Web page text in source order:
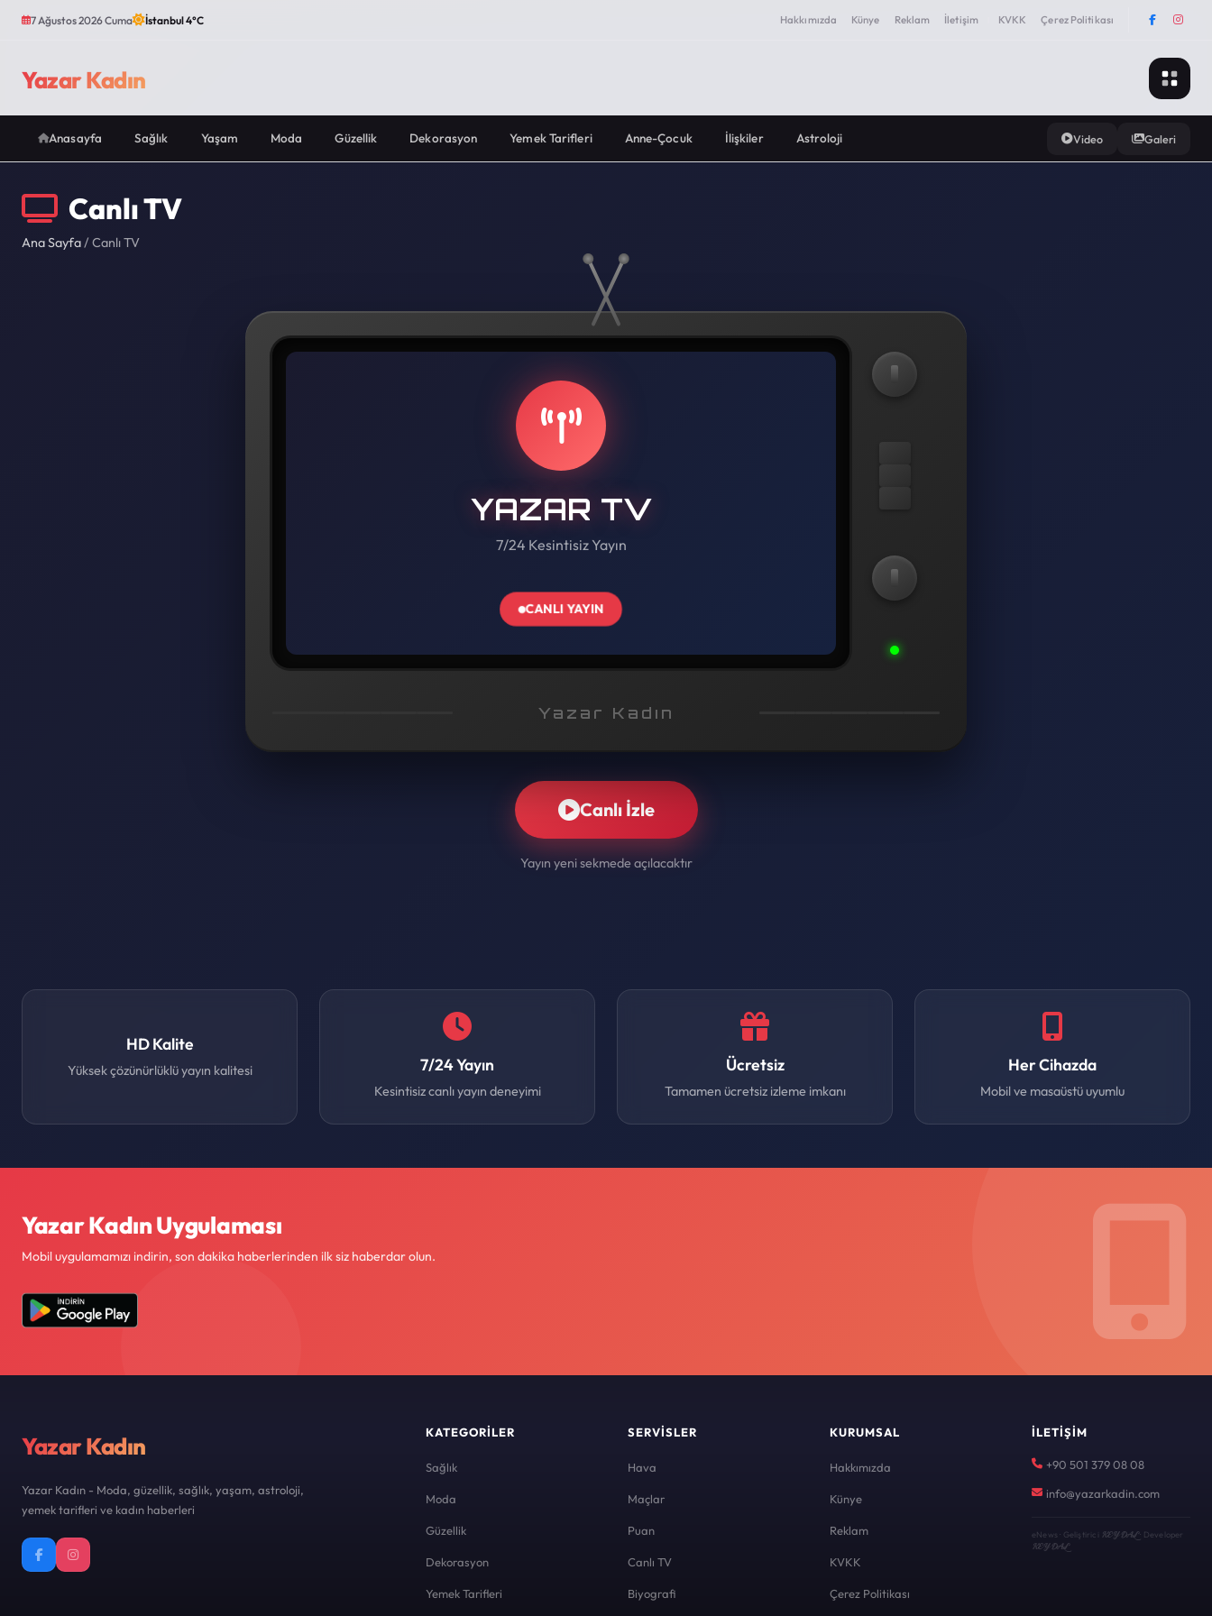
7 Ağustos 2026 Cuma İstanbul 4°C Hakkımızda Künye Reklam İletişim KVKK Çerez Politikası
Yazar Kadın
Anasayfa Sağlık Yaşam Moda Güzellik Dekorasyon Yemek Tarifleri Anne-Çocuk İlişkiler Astroloji Video Galeri
Canlı TV
Ana Sayfa/ Canlı TV
YAZAR TV
7/24 Kesintisiz Yayın
CANLI YAYIN
Yazar Kadın
Canlı İzle
Yayın yeni sekmede açılacaktır
HD Kalite
Yüksek çözünürlüklü yayın kalitesi 7/24 Yayın
Kesintisiz canlı yayın deneyimi
Ücretsiz
Tamamen ücretsiz izleme imkanı
Her Cihazda
Mobil ve masaüstü uyumlu
Yazar Kadın Uygulaması
Mobil uygulamamızı indirin, son dakika haberlerinden ilk siz haberdar olun.
Yazar Kadın
Yazar Kadın - Moda, güzellik, sağlık, yaşam, astroloji,
yemek tarifleri ve kadın haberleri
KATEGORILER
Sağlık
Moda
Güzellik
Dekorasyon
Yemek Tarifleri
SERVISLER
Hava
Maçlar
Puan
Canlı TV
Biyografi
KURUMSAL
Hakkımızda
Künye
Reklam
KVKK
Çerez Politikası
İLETIŞIM
+90 501 379 08 08
info@yazarkadin.com
eNews · Geliştirici KEYDAL· Developer
KEYDAL